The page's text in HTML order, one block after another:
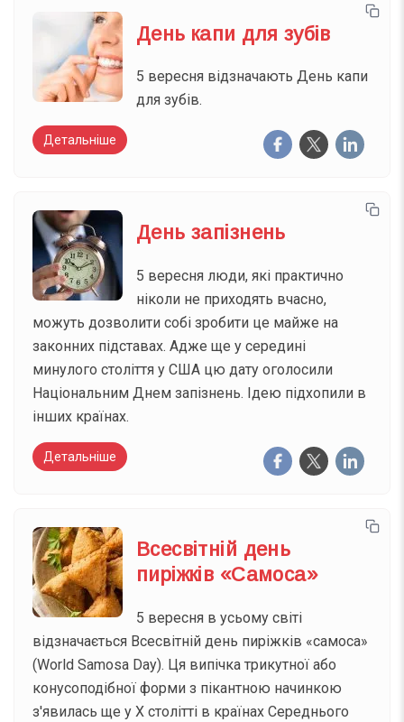
День капи для зубів
5 вересня відзначають День капи
для зубів.
Детальніше
День запізнень
5 вересня люди, які практично
ніколи не приходять вчасно,
можуть дозволити собі зробити це майже на
законних підставах. Адже ще у середині
минулого століття у США цю дату оголосили
Національним Днем запізнень. Ідею підхопили в
інших країнах.
Детальніше
Всесвітній день
пиріжків «Самоса»
5 вересня в усьому світі
відзначається Всесвітній день пиріжків «самоса»
(World Samosa Day). Ця випічка трикутної або
конусоподібної форми з пікантною начинкою
з'явилась ще у X столітті в країнах Середнього